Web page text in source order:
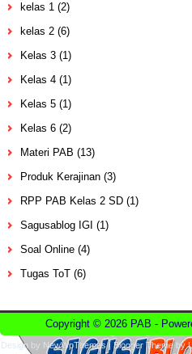
kelas 1 (2)
kelas 2 (6)
Kelas 3 (1)
Kelas 4 (1)
Kelas 5 (1)
Kelas 6 (2)
Materi PAB (13)
Produk Kerajinan (3)
RPP PAB Kelas 2 SD (1)
Sagusablog IGI (1)
Soal Online (4)
Tugas ToT (6)
Copyright © 2026 PAB -
Design by NewWpThemes| Blogger Theme by